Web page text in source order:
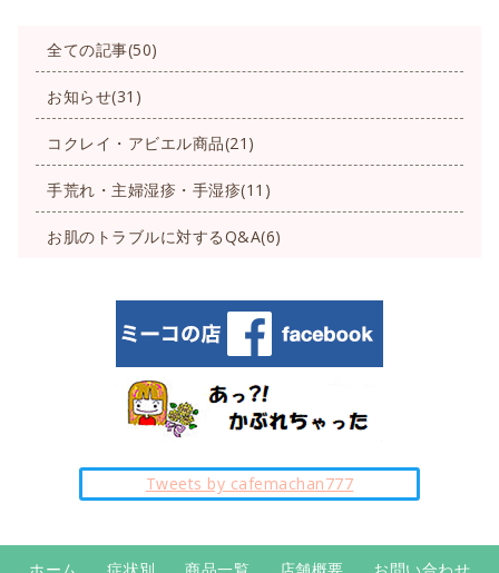
全ての記事(50)
お知らせ(31)
コクレイ・アビエル商品(21)
手荒れ・主婦湿疹・手湿疹(11)
お肌のトラブルに対するQ&A(6)
Tweets by cafemachan777